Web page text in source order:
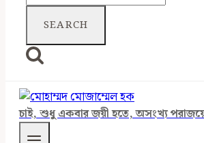
for:
চাই, শুধু একবার জয়ী হতে, অসংখ্য